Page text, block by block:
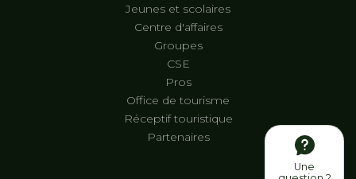
Une
Jeunes et scolaires
Centre d'affaires
Groupes
CSE
Pros
Office de tourisme
Réceptif touristique
Partenaires